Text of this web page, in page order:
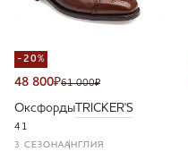
-20%
48 800₽61 000₽
Оксфорды TRICKER'S
41
3 СЕЗОНААНГЛИЯ